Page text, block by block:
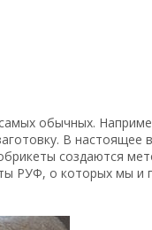
обычных.
В настоящее
создаются
РУФ, о которых мы и